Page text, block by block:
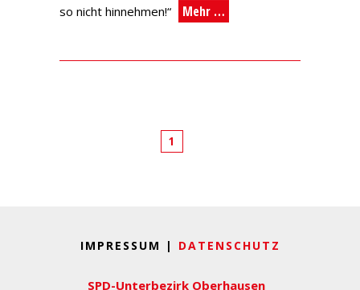
so nicht hinnehmen!“
Mehr …
1
IMPRESSUM | DATENSCHUTZ
SPD-Unterbezirk Oberhausen